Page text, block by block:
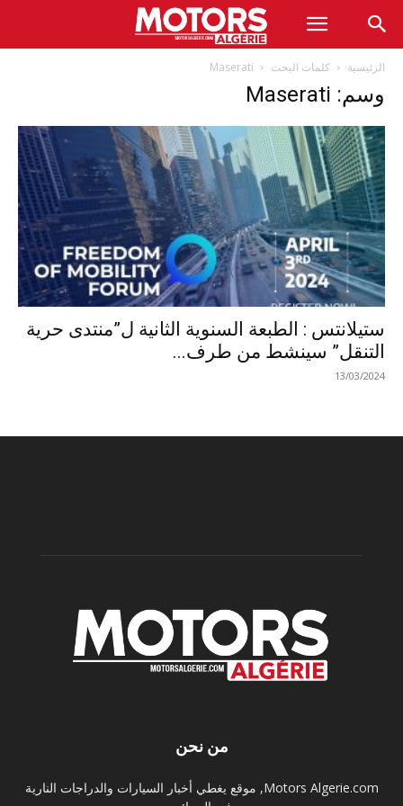
الرئيسية كلمات البحث Maserati
وسم: Maserati
ستيلانتس : الطبعة السنوية الثانية ل”منتدى حرية
التنقل” سينشط من طرف...
13/03/2024
من نحن
Motors Algerie.com, موقع يغطي أخبار السيارات والدراجات النارية